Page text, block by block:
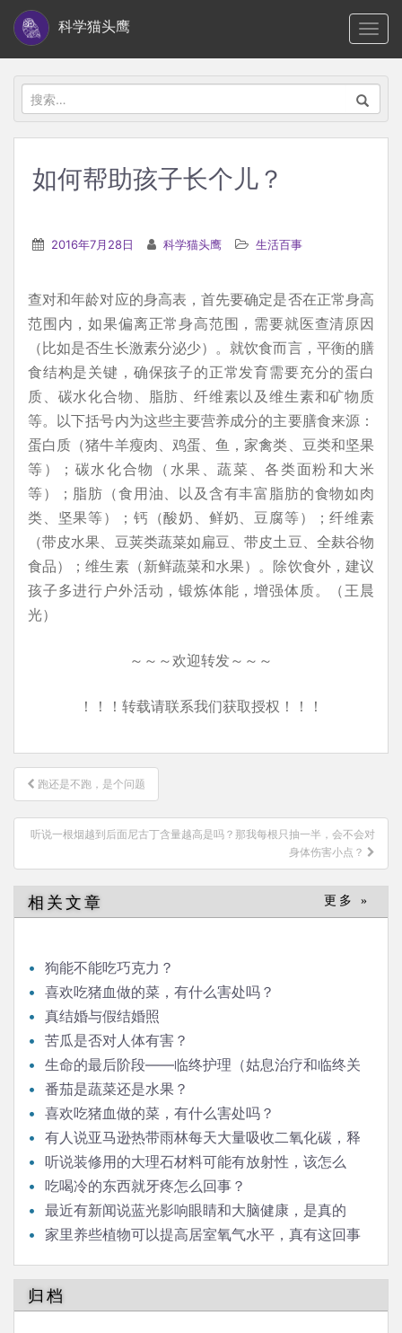
i
科学猫头鹰
搜
索：
如何帮助孩子长个儿？
2016年7月28日 科学猫头鹰 生活百事
查对和年龄对应的身高表，首先要确定是否在正常身高
范围内，如果偏离正常身高范围，需要就医查清原因
（比如是否生长激素分泌少）。就饮食而言，平衡的膳
食结构是关键，确保孩子的正常发育需要充分的蛋白
质、碳水化合物、脂肪、纤维素以及维生素和矿物质
等。以下括号内为这些主要营养成分的主要膳食来源：
蛋白质（猪牛羊瘦肉、鸡蛋、鱼，家禽类、豆类和坚果
等）；碳水化合物（水果、蔬菜、各类面粉和大米
等）；脂肪（食用油、以及含有丰富脂肪的食物如肉
类、坚果等）；钙（酸奶、鲜奶、豆腐等）；纤维素
（带皮水果、豆荚类蔬菜如扁豆、带皮土豆、全麸谷物
食品）；维生素（新鲜蔬菜和水果）。除饮食外，建议
孩子多进行户外活动，锻炼体能，增强体质。（王晨
光）
～～～欢迎转发～～～
！！！转载请联系我们获取授权！！！
文
章
导
跑还是不跑，是个问题
听说一根烟越到后面尼古丁含量越高是吗？那我每根只抽一半，会不会对
身体伤害小点？
相关文章 更多 »
狗能不能吃巧克力？
喜欢吃猪血做的菜，有什么害处吗？
真结婚与假结婚照
苦瓜是否对人体有害？
生命的最后阶段——临终护理（姑息治疗和临终关
怀）番茄是蔬菜还是水果？
喜欢吃猪血做的菜，有什么害处吗？
有人说亚马逊热带雨林每天大量吸收二氧化碳，释
放氧气，对人类生存意义重大，是这样吗？
听说装修用的大理石材料可能有放射性，该怎么
办？吃喝冷的东西就牙疼怎么回事？
最近有新闻说蓝光影响眼睛和大脑健康，是真的
吗？家里养些植物可以提高居室氧气水平，真有这回事
归档